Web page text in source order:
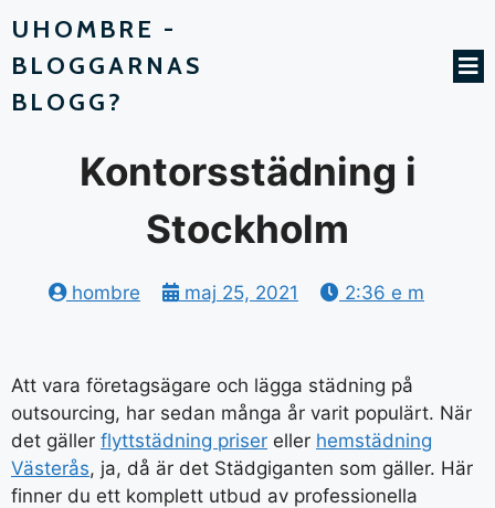
UHOMBRE -
BLOGGARNAS
BLOGG?
Kontorsstädning i
Stockholm
hombre maj 25, 2021 2:36 e m
Att vara företagsägare och lägga städning på
outsourcing, har sedan många år varit populärt. När
det gäller flyttstädning priser eller hemstädning
Västerås, ja, då är det Städgiganten som gäller. Här
finner du ett komplett utbud av professionella